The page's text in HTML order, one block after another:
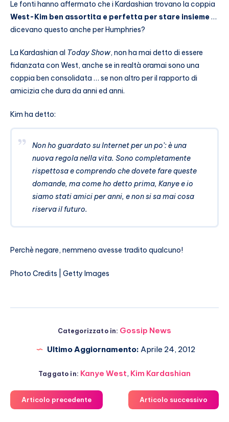
Le fonti hanno affermato che i Kardashian trovano la coppia
West-Kim ben assortita e perfetta per stare insieme…
dicevano questo anche per Humphries?
La Kardashian al Today Show, non ha mai detto di essere
fidanzata con West, anche se in realtà oramai sono una
coppia ben consolidata … se non altro per il rapporto di
amicizia che dura da anni ed anni.
Kim ha detto:
Non ho guardato su Internet per un po’: è una
nuova regola nella vita. Sono completamente
rispettosa e comprendo che dovete fare queste
domande, ma come ho detto prima, Kanye e io
siamo stati amici per anni, e non si sa mai cosa
riserva il futuro.
Perchè negare, nemmeno avesse tradito qualcuno!
Photo Credits | Getty Images
Categorizzato in: Gossip News
Ultimo Aggiornamento: Aprile 24, 2012
Taggato in: Kanye West, Kim Kardashian
Articolo precedente Articolo successivo